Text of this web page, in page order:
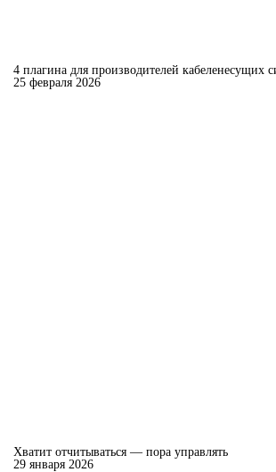
4 плагина для производителей кабеленесущих
25 февраля 2026
Хватит отчитываться — пора управлять
29 января 2026